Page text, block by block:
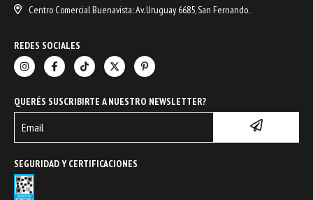
Centro Comercial Buenavista: Av. Uruguay 6685, San Fernando.
REDES SOCIALES
QUERÉS SUSCRIBIRTE A NUESTRO NEWSLETTER?
SEGURIDAD Y CERTIFICACIONES